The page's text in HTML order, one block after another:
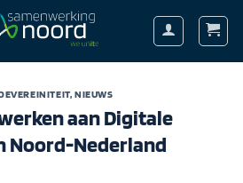
, NIEUWS
aan Digitale
Noord-Nederland